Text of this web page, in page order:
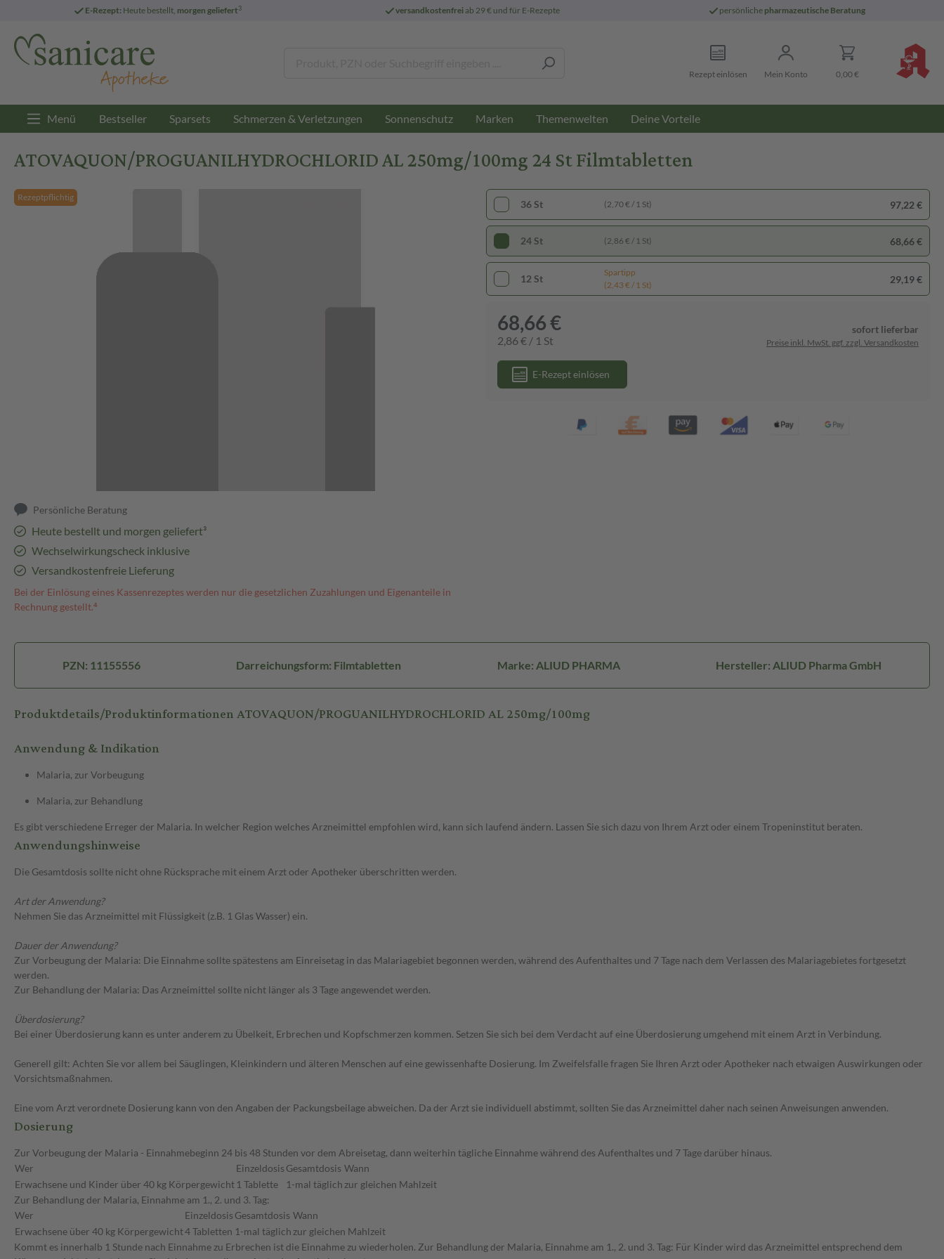
E-Rezept: Heute bestellt, morgen geliefert3 versandkostenfreiab 29 € und für E-Rezepte persönliche pharmazeutische Beratung
Rezept einlösen Mein Konto 0,00 €
Menü Bestseller Sparsets Schmerzen & Verletzungen Sonnenschutz Marken Themenwelten Deine Vorteile
ATOVAQUON/PROGUANILHYDROCHLORID AL 250mg/100mg 24 St Filmtabletten
Rezeptpflichtig
Persönliche Beratung
Heute bestellt und morgen geliefert³
Wechselwirkungscheck inklusive
Versandkostenfreie Lieferung
Bei der Einlösung eines Kassenrezeptes werden nur die gesetzlichen Zuzahlungen und Eigenanteile in
Rechnung gestellt.⁴
36 St (2,70 € / 1 St) 97,22 €
24 St (2,86 € / 1 St) 68,66 €
12 St
Spartipp
(2,43 € / 1 St)
29,19 €
68,66 €
2,86 € / 1 St
sofort lieferbar
Preise inkl. MwSt. ggf. zzgl. Versandkosten
E-Rezept einlösen
PZN: 11155556 Darreichungsform: Filmtabletten Marke: ALIUD PHARMA Hersteller: ALIUD Pharma GmbH
Produktdetails/Produktinformationen ATOVAQUON/PROGUANILHYDROCHLORID AL 250mg/100mg
Anwendung & Indikation
Malaria, zur Vorbeugung
Malaria, zur Behandlung
Es gibt verschiedene Erreger der Malaria. In welcher Region welches Arzneimittel empfohlen wird, kann sich laufend ändern. Lassen Sie sich dazu von Ihrem Arzt oder einem Tropeninstitut beraten.
Anwendungshinweise
Die Gesamtdosis sollte nicht ohne Rücksprache mit einem Arzt oder Apotheker überschritten werden.
Art der Anwendung?
Nehmen Sie das Arzneimittel mit Flüssigkeit (z.B. 1 Glas Wasser) ein.
Dauer der Anwendung?
Zur Vorbeugung der Malaria: Die Einnahme sollte spätestens am Einreisetag in das Malariagebiet begonnen werden, während des Aufenthaltes und 7 Tage nach dem Verlassen des Malariagebietes fortgesetzt
werden.
Zur Behandlung der Malaria: Das Arzneimittel sollte nicht länger als 3 Tage angewendet werden.
Überdosierung?
Bei einer Überdosierung kann es unter anderem zu Übelkeit, Erbrechen und Kopfschmerzen kommen. Setzen Sie sich bei dem Verdacht auf eine Überdosierung umgehend mit einem Arzt in Verbindung.
Generell gilt: Achten Sie vor allem bei Säuglingen, Kleinkindern und älteren Menschen auf eine gewissenhafte Dosierung. Im Zweifelsfalle fragen Sie Ihren Arzt oder Apotheker nach etwaigen Auswirkungen oder
Vorsichtsmaßnahmen.
Eine vom Arzt verordnete Dosierung kann von den Angaben der Packungsbeilage abweichen. Da der Arzt sie individuell abstimmt, sollten Sie das Arzneimittel daher nach seinen Anweisungen anwenden.
Dosierung
Zur Vorbeugung der Malaria - Einnahmebeginn 24 bis 48 Stunden vor dem Abreisetag, dann weiterhin tägliche Einnahme während des Aufenthaltes und 7 Tage darüber hinaus.
Wer
Einzeldosis Gesamtdosis Wann
Erwachsene und Kinder über 40 kg Körpergewicht 1 Tablette 1-mal täglich zur gleichen Mahlzeit
Zur Behandlung der Malaria, Einnahme am 1., 2. und 3. Tag:
Wer
Einzeldosis Gesamtdosis Wann
Erwachsene über 40 kg Körpergewicht4 Tabletten 1-mal täglich zur gleichen Mahlzeit
Kommt es innerhalb 1 Stunde nach Einnahme zu Erbrechen ist die Einnahme zu wiederholen. Zur Behandlung der Malaria, Einnahme am 1., 2. und 3. Tag: Für Kinder wird das Arzneimittel entsprechend dem